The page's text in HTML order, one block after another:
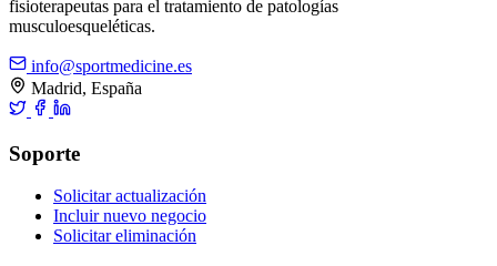
fisioterapeutas para el tratamiento de patologías
musculoesqueléticas.
info@sportmedicine.es
Madrid, España
Soporte
Solicitar actualización
Incluir nuevo negocio
Solicitar eliminación